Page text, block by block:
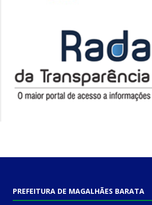
PREFEITURA DE MAGALHÃES BARATA